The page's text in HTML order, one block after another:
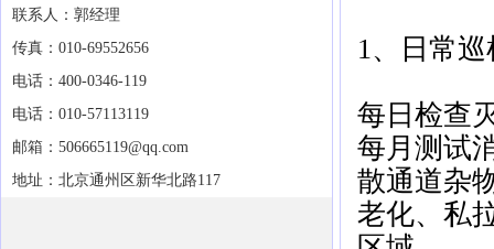
联系人：郭经理
传真：010-69552656
电话：400-0346-119
电话：010-57113119
邮箱：506665119@qq.com
地址：北京通州区新华北路117
1、日常
每日检查
每月测试
散通道杂
老化、私